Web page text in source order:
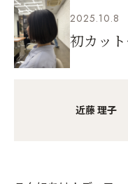
2025.10.8
初カッ
近藤 理子